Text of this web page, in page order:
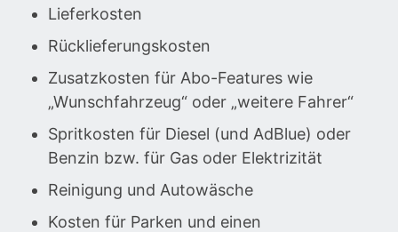
Lieferkosten
Rücklieferungskosten
Zusatzkosten für Abo-Features wie
„Wunschfahrzeug“ oder „weitere Fahrer“
Spritkosten für Diesel (und AdBlue) oder
Benzin bzw. für Gas oder Elektrizität
Reinigung und Autowäsche
Kosten für Parken und einen